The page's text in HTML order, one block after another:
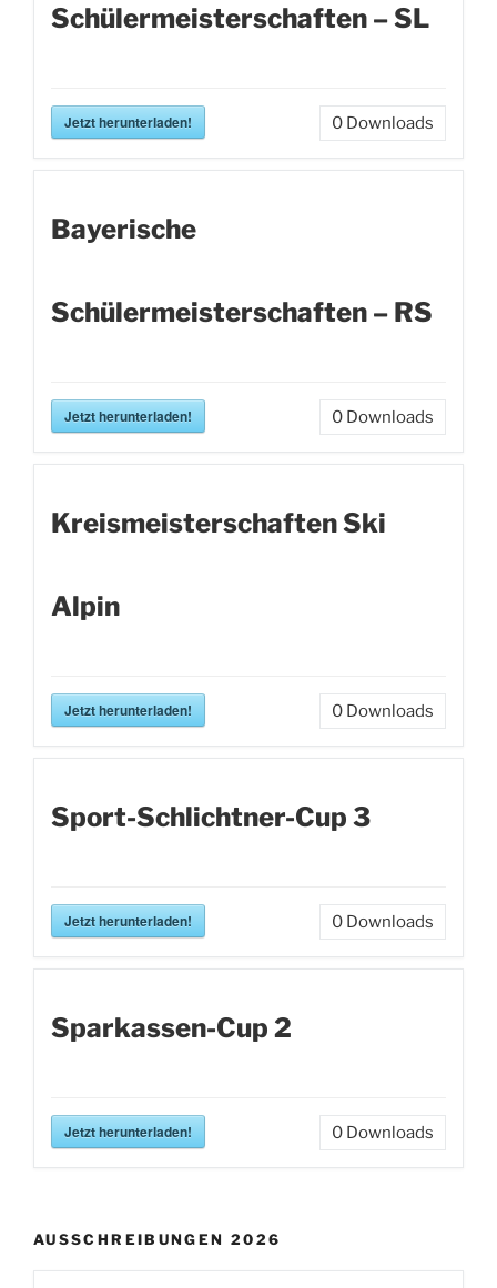
Schülermeisterschaften – SL
Jetzt herunterladen! 0 Downloads
Bayerische
Schülermeisterschaften – RS
Jetzt herunterladen! 0 Downloads
Kreismeisterschaften Ski
Alpin
Jetzt herunterladen! 0 Downloads
Sport-Schlichtner-Cup 3
Jetzt herunterladen! 0 Downloads
Sparkassen-Cup 2
Jetzt herunterladen! 0 Downloads
AUSSCHREIBUNGEN 2026